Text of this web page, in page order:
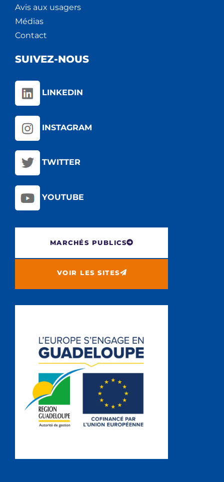
Avis aux usagers
Médias
Contact
SUIVEZ-NOUS
LINKEDIN
INSTAGRAM
TWITTER
YOUTUBE
MARCHÉS PUBLICS
VOIR LES SITES